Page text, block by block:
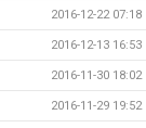
2016-12-22 07:18
2016-12-13 16:53
2016-11-30 18:02
2016-11-29 19:52